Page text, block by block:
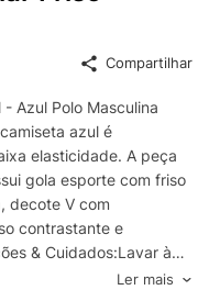
Compartilhar
- Azul Polo Masculina
azul é
elasticidade. A peça
gola esporte com friso
decote V com
contrastante e
& Cuidados:Lavar à
Calvin Klein
Ler mais